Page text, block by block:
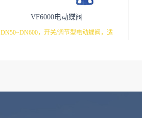
VF6000电动蝶阀
DN50~DN600，开关/调节型电动蝶阀，适